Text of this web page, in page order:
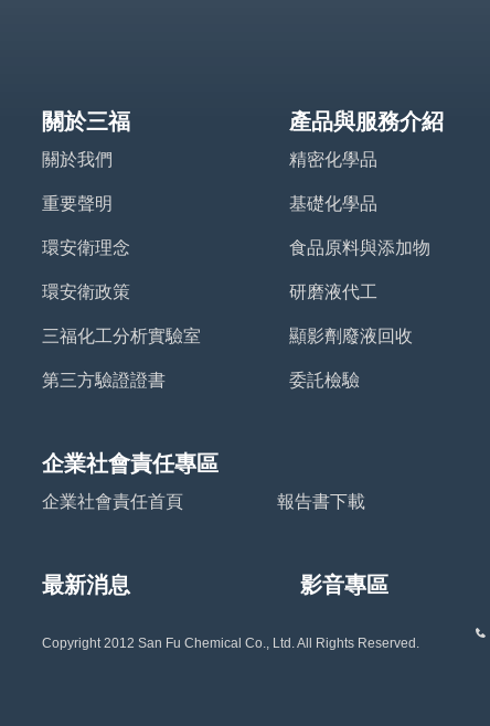
關於三福
關於我們
重要聲明
環安衛理念
環安衛政策
三福化工分析實驗室
第三方驗證證書
產品與服務介紹
精密化學品
基礎化學品
食品原料與添加物
研磨液代工
顯影劑廢液回收
委託檢驗
最新消息 影音專區
企業社會責任專區
企業社會責任首頁 報告書下載
Copyright 2012 San Fu Chemical Co., Ltd. All Rights Reserved.